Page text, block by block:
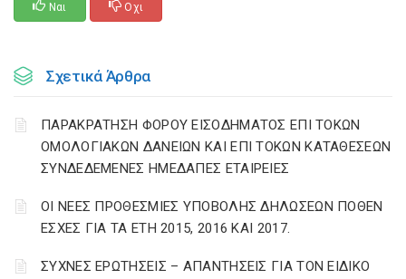
Ναι Οχι
Σχετικά Άρθρα
ΠΑΡΑΚΡΑΤΗΣΗ ΦΟΡΟΥ ΕΙΣΟΔΗΜΑΤΟΣ ΕΠΙ ΤΟΚΩΝ
ΟΜΟΛΟΓΙΑΚΩΝ ΔΑΝΕΙΩΝ ΚΑΙ ΕΠΙ ΤΟΚΩΝ ΚΑΤΑΘΕΣΕΩΝ
ΣΥΝΔΕΔΕΜΕΝΕΣ ΗΜΕΔΑΠΕΣ ΕΤΑΙΡΕΙΕΣ
ΟΙ ΝΕΕΣ ΠΡΟΘΕΣΜΙΕΣ ΥΠΟΒΟΛΗΣ ΔΗΛΩΣΕΩΝ ΠΟΘΕΝ
ΕΣΧΕΣ ΓΙΑ ΤΑ ΕΤΗ 2015, 2016 ΚΑΙ 2017.
ΣΥΧΝΕΣ ΕΡΩΤΗΣΕΙΣ – ΑΠΑΝΤΗΣΕΙΣ ΓΙΑ ΤΟΝ ΕΙΔΙΚΟ